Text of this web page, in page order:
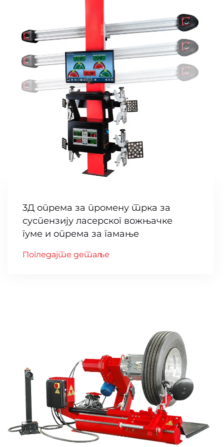
3Д опрема за промену трка за
суспензију ласерског вожњачке
гуме и опрема за гамање
Погледајте детаље